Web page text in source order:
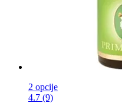
2 opcije
4.7 (9)